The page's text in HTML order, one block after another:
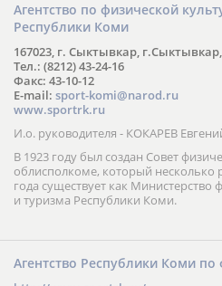
Агентство по физической
Республики Коми
167023, г. Сыктывкар,
Тел.: (8212) 43-24-16
Факс: 43-10-12
E-mail: sport-komi@narod.ru
www.sportrk.ru
И.о. руководителя - КОКАРЕВ
В 1923 году был создан Совет
облисполкоме, который несколько
года существует как Министерство
и туризма Республики Коми.
Агентство Республики Коми по